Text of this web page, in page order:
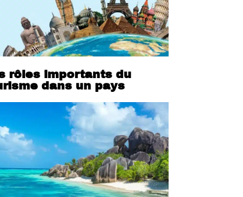
rôles importants du
dans un pays